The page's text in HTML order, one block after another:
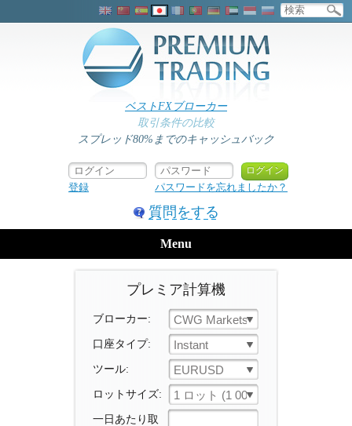
ベストFXブローカー
取引条件の比較
スプレッド80%までのキャッシュバック
登録 パスワードを忘れましたか？
質問をする
Menu
プレミア計算機
ブローカー: CWG Markets
口座タイプ: Instant
ツール: EURUSD
ロットサイズ: 1 ロット (1 000 ユニット)
一日あたり取